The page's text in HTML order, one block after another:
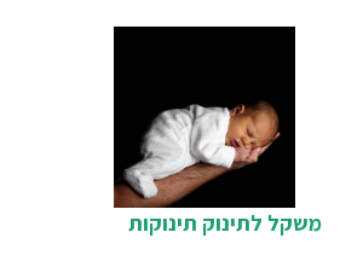
המידע במאמר הבא
משקל לתינוק תינוקות